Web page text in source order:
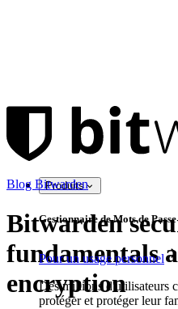
Produits
Gestionnaire de Mots de Passe
Pour un usage personnel
Des millions d'utilisateurs
protéger et protéger leur
Blog Bitwarden
Bitwarden
fundamentals
encryption